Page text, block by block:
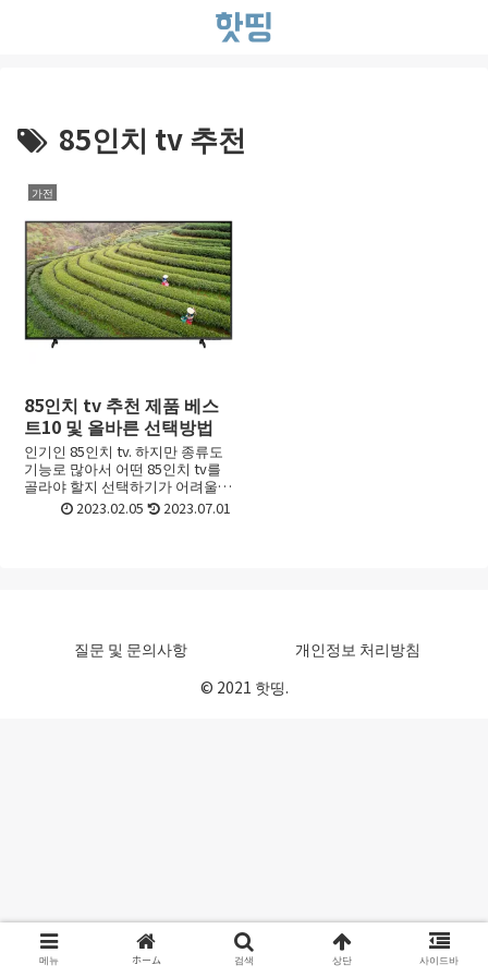
85인치 tv 추천
가전
85인치 tv 추천 제품 베스
트10 및 올바른 선택방법
인기인 85인치 tv. 하지만 종류도
기능로 많아서 어떤 85인치 tv를
골라야 할지 선택하기가 어려울
때가 있죠. 처음 접할 때라면 더욱
그런데요. 이번 포스트에서는 85
2023.02.05 2023.07.01
질문 및 문의사항
개인정보 처리방침
© 2021 핫띵.
메뉴 ホーム 검색 상단 사이드바